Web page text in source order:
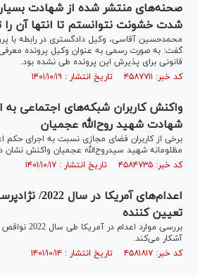
صحنه‌های منتشر شده از شهادت بسیار
شدت خشونت نتوانستم تا انتها آن را
محمدحسین آقاسی، وکیل دادگستری در رابطه با
گفت: به ‌صورت رسمی به‌ عنوان وکیل پرونده معرفی
قانونی برای پذیرش این پرونده طی نشده بود.
کد خبر: ۴۵۸۷۷۱۱ تاریخ انتشار : ۱۴۰۱/۱۰/۱۹
واکنش کاربران شبکه‌های اجتماعی به
شهادت شهید روح‌الله عجمیان
برخی از کاربران فضای مجازی نسبت به اجرای حکم
مظلومانه شهید سیدروح‌الله عجمیان واکنش نشان
کد خبر: ۴۵۸۴۷۳۵ تاریخ انتشار : ۱۴۰۱/۱۰/۱۷
اعدام‌های
تعیین کننده
بررسی موارد
آشکار می‌‎کند.
کد خبر: ۴۵۸۱۸۱۷ تاریخ انتشار : ۱۴۰۱/۱۰/۱۴